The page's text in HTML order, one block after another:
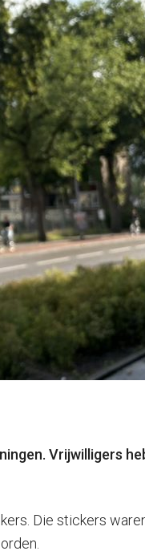
Vrijwilligers
Die stickers